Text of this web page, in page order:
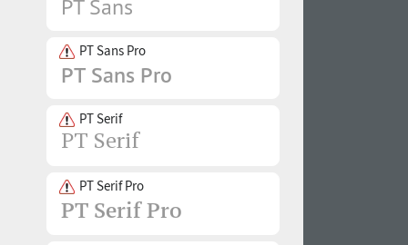
PT Sans Pro
PT Serif
PT Serif Pro